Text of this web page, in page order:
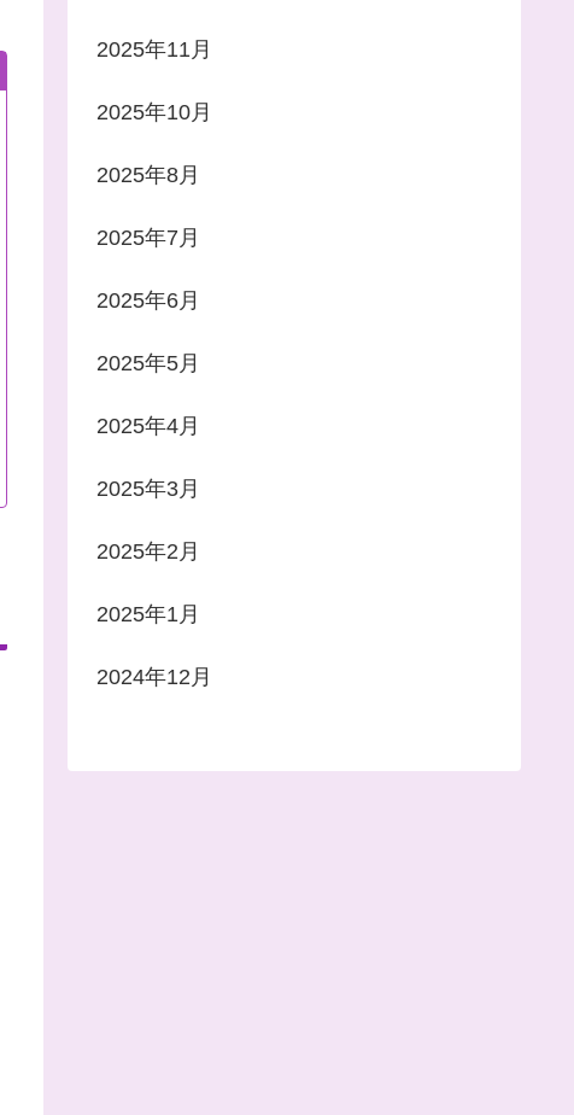
2025年11月
2025年10月
2025年8月
2025年7月
2025年6月
2025年5月
2025年4月
2025年3月
2025年2月
2025年1月
2024年12月